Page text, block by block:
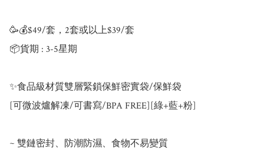
🥳💰$49/套，2套或以上$39/套
📦貨期 : 3-5星期
✨食品級材質雙層緊鎖保鮮密實袋/保鮮袋
[可微波爐解凍/可書寫/BPA FREE][綠+藍+粉]
~ 雙鏈密封、防潮防濕、食物不易變質